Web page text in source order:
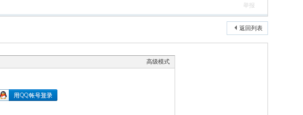
举报
返回列表
高级模式